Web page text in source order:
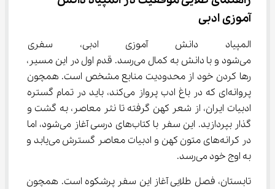
آموزی ادبی
المپیاد دانش آموزی ادبی،
می‌شود و با دانش به کمال می‌رسد. قدم اول در این مسیر،
رها کردن خود از محدودیت منابع مشخص است. همچون
پروانه‌ای که در باغ ادب پرواز می‌کند، باید در تمام گستره
ادبیات ایران، از شعر کهن گرفته تا نثر معاصر، به گشت و
گذار بپردازید. این سفر با کتاب‌های درسی آغاز می‌شود، اما
در کرانه‌های متون کهن و ادبیات معاصر گسترش می‌یابد و
به اوج خود می‌رسد.
تابستان، فصل طلایی آغاز این سفر پرشکوه است. همچون